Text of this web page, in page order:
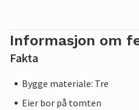
Informasjon om
Fakta
Bygge materiale: Tre
Eier bor på tomten